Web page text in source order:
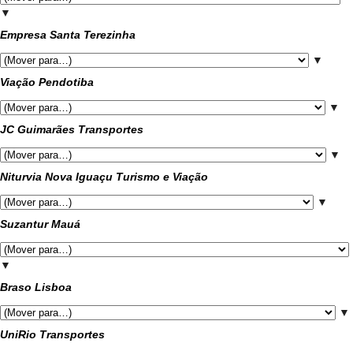
▼
Empresa Santa Terezinha
▼
Viação Pendotiba
▼
JC Guimarães Transportes
▼
Niturvia Nova Iguaçu Turismo e Viação
▼
Suzantur Mauá
▼
Braso Lisboa
▼
UniRio Transportes